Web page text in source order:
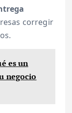
corregir
es un
negocio